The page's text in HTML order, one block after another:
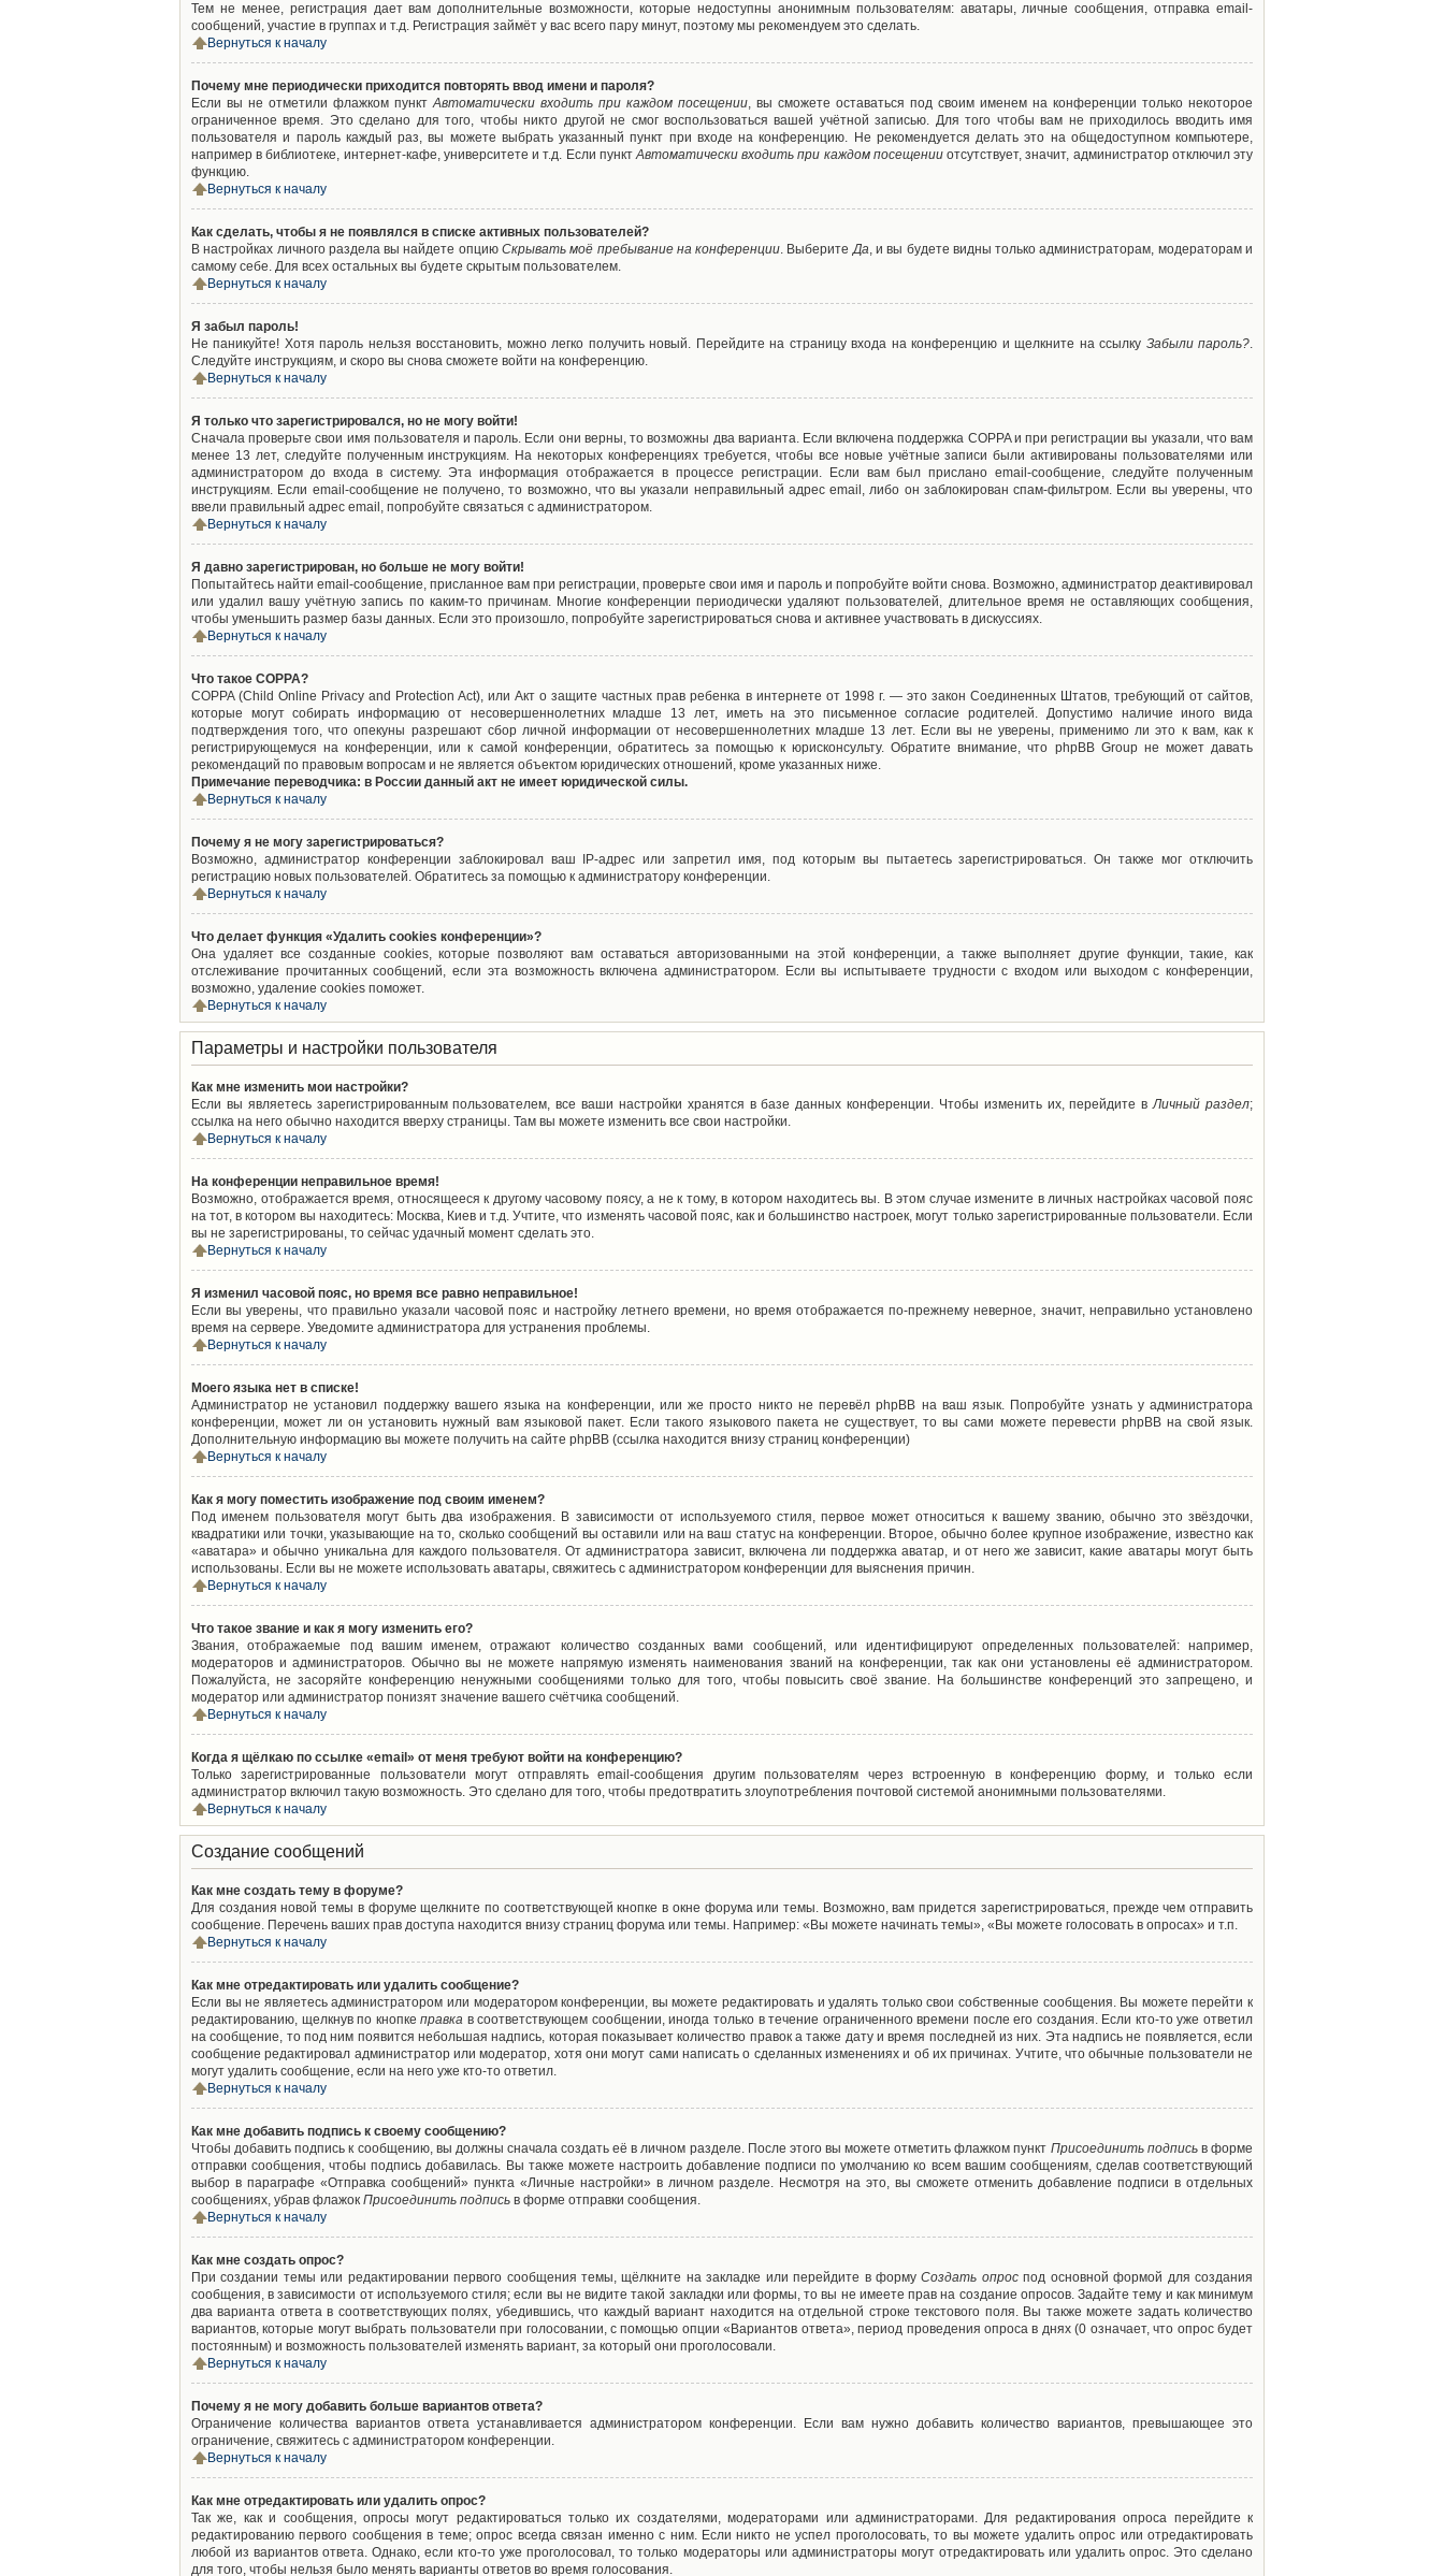
Тем не менее, регистрация дает вам дополнительные возможности, которые недоступны анонимным пользователям: аватары, личные сообщения, отправка email-
сообщений, участие в группах и т.д. Регистрация займёт у вас всего пару минут, поэтому мы рекомендуем это сделать.
Вернуться к началу
Почему мне периодически приходится повторять ввод имени и пароля?
Если вы не отметили флажком пунктАвтоматически входить при каждом посещении, вы сможете оставаться под своим именем на конференции только некоторое
ограниченное время. Это сделано для того, чтобы никто другой не смог воспользоваться вашей учётной записью. Для того чтобы вам не приходилось вводить имя
пользователя и пароль каждый раз, вы можете выбрать указанный пункт при входе на конференцию. Не рекомендуется делать это на общедоступном компьютере,
например в библиотеке, интернет-кафе, университете и т.д. Если пунктАвтоматически входить при каждом посещенииотсутствует, значит, администратор отключил эту
функцию.
Вернуться к началу
Как сделать, чтобы я не появлялся в списке активных пользователей?
В настройках личного раздела вы найдете опцию Скрывать моё пребывание на конференции. ВыберитеДа, и вы будете видны только администраторам, модераторам и
самому себе. Для всех остальных вы будете скрытым пользователем.
Вернуться к началу
Я забыл пароль!
Не паникуйте! Хотя пароль нельзя восстановить, можно легко получить новый. Перейдите на страницу входа на конференцию и щелкните на ссылку Забыли пароль?.
Следуйте инструкциям, и скоро вы снова сможете войти на конференцию.
Вернуться к началу
Я только что зарегистрировался, но не могу войти!
Сначала проверьте свои имя пользователя и пароль. Если они верны, то возможны два варианта. Если включена поддержка COPPA и при регистрации вы указали, что вам
менее 13 лет, следуйте полученным инструкциям. На некоторых конференциях требуется, чтобы все новые учётные записи были активированы пользователями или
администратором до входа в систему. Эта информация отображается в процессе регистрации. Если вам был прислано email-сообщение, следуйте полученным
инструкциям. Если email-сообщение не получено, то возможно, что вы указали неправильный адрес email, либо он заблокирован спам-фильтром. Если вы уверены, что
ввели правильный адрес email, попробуйте связаться с администратором.
Вернуться к началу
Я давно зарегистрирован, но больше не могу войти!
Попытайтесь найти email-сообщение, присланное вам при регистрации, проверьте свои имя и пароль и попробуйте войти снова. Возможно, администратор деактивировал
или удалил вашу учётную запись по каким-то причинам. Многие конференции периодически удаляют пользователей, длительное время не оставляющих сообщения,
чтобы уменьшить размер базы данных. Если это произошло, попробуйте зарегистрироваться снова и активнее участвовать в дискуссиях.
Вернуться к началу
Что такое COPPA?
COPPA (Child Online Privacy and Protection Act), или Акт о защите частных прав ребенка в интернете от 1998 г. — это закон Соединенных Штатов, требующий от сайтов,
которые могут собирать информацию от несовершеннолетних младше 13 лет, иметь на это письменное согласие родителей. Допустимо наличие иного вида
подтверждения того, что опекуны разрешают сбор личной информации от несовершеннолетних младше 13 лет. Если вы не уверены, применимо ли это к вам, как к
регистрирующемуся на конференции, или к самой конференции, обратитесь за помощью к юрисконсульту. Обратите внимание, что phpBB Group не может давать
рекомендаций по правовым вопросам и не является объектом юридических отношений, кроме указанных ниже.
Примечание переводчика: в России данный акт не имеет юридической силы.
Вернуться к началу
Почему я не могу зарегистрироваться?
Возможно, администратор конференции заблокировал ваш IP-адрес или запретил имя, под которым вы пытаетесь зарегистрироваться. Он также мог отключить
регистрацию новых пользователей. Обратитесь за помощью к администратору конференции.
Вернуться к началу
Что делает функция «Удалить cookies конференции»?
Она удаляет все созданные cookies, которые позволяют вам оставаться авторизованными на этой конференции, а также выполняет другие функции, такие, как
отслеживание прочитанных сообщений, если эта возможность включена администратором. Если вы испытываете трудности с входом или выходом с конференции,
возможно, удаление cookies поможет.
Вернуться к началу
Параметры и настройки пользователя
Как мне изменить мои настройки?
Если вы являетесь зарегистрированным пользователем, все ваши настройки хранятся в базе данных конференции. Чтобы изменить их, перейдите вЛичный раздел;
ссылка на него обычно находится вверху страницы. Там вы можете изменить все свои настройки.
Вернуться к началу
На конференции неправильное время!
Возможно, отображается время, относящееся к другому часовому поясу, а не к тому, в котором находитесь вы. В этом случае измените в личных настройках часовой пояс
на тот, в котором вы находитесь: Москва, Киев и т.д. Учтите, что изменять часовой пояс, как и большинство настроек, могут только зарегистрированные пользователи. Если
вы не зарегистрированы, то сейчас удачный момент сделать это.
Вернуться к началу
Я изменил часовой пояс, но время все равно неправильное!
Если вы уверены, что правильно указали часовой пояс и настройку летнего времени, но время отображается по-прежнему неверное, значит, неправильно установлено
время на сервере. Уведомите администратора для устранения проблемы.
Вернуться к началу
Моего языка нет в списке!
Администратор не установил поддержку вашего языка на конференции, или же просто никто не перевёл phpBB на ваш язык. Попробуйте узнать у администратора
конференции, может ли он установить нужный вам языковой пакет. Если такого языкового пакета не существует, то вы сами можете перевести phpBB на свой язык.
Дополнительную информацию вы можете получить на сайте phpBB (ссылка находится внизу страниц конференции)
Вернуться к началу
Как я могу поместить изображение под своим именем?
Под именем пользователя могут быть два изображения. В зависимости от используемого стиля, первое может относиться к вашему званию, обычно это звёздочки,
квадратики или точки, указывающие на то, сколько сообщений вы оставили или на ваш статус на конференции. Второе, обычно более крупное изображение, известно как
«аватара» и обычно уникальна для каждого пользователя. От администратора зависит, включена ли поддержка аватар, и от него же зависит, какие аватары могут быть
использованы. Если вы не можете использовать аватары, свяжитесь с администратором конференции для выяснения причин.
Вернуться к началу
Что такое звание и как я могу изменить его?
Звания, отображаемые под вашим именем, отражают количество созданных вами сообщений, или идентифицируют определенных пользователей: например,
модераторов и администраторов. Обычно вы не можете напрямую изменять наименования званий на конференции, так как они установлены её администратором.
Пожалуйста, не засоряйте конференцию ненужными сообщениями только для того, чтобы повысить своё звание. На большинстве конференций это запрещено, и
модератор или администратор понизят значение вашего счётчика сообщений.
Вернуться к началу
Когда я щёлкаю по ссылке «email» от меня требуют войти на конференцию?
Только зарегистрированные пользователи могут отправлять email-сообщения другим пользователям через встроенную в конференцию форму, и только если
администратор включил такую возможность. Это сделано для того, чтобы предотвратить злоупотребления почтовой системой анонимными пользователями.
Вернуться к началу
Создание сообщений
Как мне создать тему в форуме?
Для создания новой темы в форуме щелкните по соответствующей кнопке в окне форума или темы. Возможно, вам придется зарегистрироваться, прежде чем отправить
сообщение. Перечень ваших прав доступа находится внизу страниц форума или темы. Например: «Вы можете начинать темы», «Вы можете голосовать в опросах» и т.п.
Вернуться к началу
Как мне отредактировать или удалить сообщение?
Если вы не являетесь администратором или модератором конференции, вы можете редактировать и удалять только свои собственные сообщения. Вы можете перейти к
редактированию, щелкнув по кнопкеправка в соответствующем сообщении, иногда только в течение ограниченного времени после его создания. Если кто-то уже ответил
на сообщение, то под ним появится небольшая надпись, которая показывает количество правок а также дату и время последней из них. Эта надпись не появляется, если
сообщение редактировал администратор или модератор, хотя они могут сами написать о сделанных изменениях и об их причинах. Учтите, что обычные пользователи не
могут удалить сообщение, если на него уже кто-то ответил.
Вернуться к началу
Как мне добавить подпись к своему сообщению?
Чтобы добавить подпись к сообщению, вы должны сначала создать её в личном разделе. После этого вы можете отметить флажком пункт Присоединить подписьв форме
отправки сообщения, чтобы подпись добавилась. Вы также можете настроить добавление подписи по умолчанию ко всем вашим сообщениям, сделав соответствующий
выбор в параграфе «Отправка сообщений» пункта «Личные настройки» в личном разделе. Несмотря на это, вы сможете отменить добавление подписи в отдельных
сообщениях, убрав флажок Присоединить подпись в форме отправки сообщения.
Вернуться к началу
Как мне создать опрос?
При создании темы или редактировании первого сообщения темы, щёлкните на закладке или перейдите в формуСоздать опроспод основной формой для создания
сообщения, в зависимости от используемого стиля; если вы не видите такой закладки или формы, то вы не имеете прав на создание опросов. Задайте тему и как минимум
два варианта ответа в соответствующих полях, убедившись, что каждый вариант находится на отдельной строке текстового поля. Вы также можете задать количество
вариантов, которые могут выбрать пользователи при голосовании, с помощью опции «Вариантов ответа», период проведения опроса в днях (0 означает, что опрос будет
постоянным) и возможность пользователей изменять вариант, за который они проголосовали.
Вернуться к началу
Почему я не могу добавить больше вариантов ответа?
Ограничение количества вариантов ответа устанавливается администратором конференции. Если вам нужно добавить количество вариантов, превышающее это
ограничение, свяжитесь с администратором конференции.
Вернуться к началу
Как мне отредактировать или удалить опрос?
Так же, как и сообщения, опросы могут редактироваться только их создателями, модераторами или администраторами. Для редактирования опроса перейдите к
редактированию первого сообщения в теме; опрос всегда связан именно с ним. Если никто не успел проголосовать, то вы можете удалить опрос или отредактировать
любой из вариантов ответа. Однако, если кто-то уже проголосовал, то только модераторы или администраторы могут отредактировать или удалить опрос. Это сделано
для того, чтобы нельзя было менять варианты ответов во время голосования.